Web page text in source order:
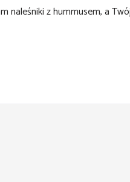
naleśniki z hummusem, a